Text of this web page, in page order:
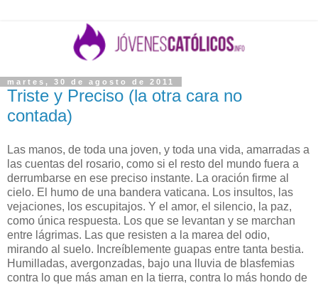
martes, 30 de agosto de 2011
Triste y Preciso (la otra cara no
contada)
Las manos, de toda una joven, y toda una vida, amarradas a
las cuentas del rosario, como si el resto del mundo fuera a
derrumbarse en ese preciso instante. La oración firme al
cielo. El humo de una bandera vaticana. Los insultos, las
vejaciones, los escupitajos. Y el amor, el silencio, la paz,
como única respuesta. Los que se levantan y se marchan
entre lágrimas. Las que resisten a la marea del odio,
mirando al suelo. Increíblemente guapas entre tanta bestia.
Humilladas, avergonzadas, bajo una lluvia de blasfemias
contra lo que más aman en la tierra, contra lo más hondo de